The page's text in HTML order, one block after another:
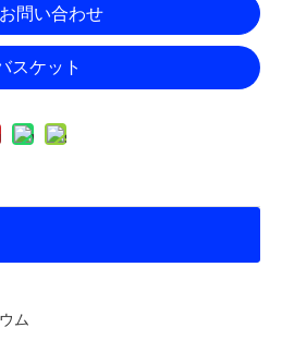
お問い合わせ
スケット
ム